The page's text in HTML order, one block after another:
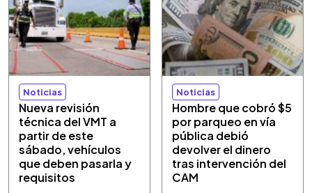
Noticias
Nueva revisión
técnica del VMT a
partir de este
sábado, vehículos
que deben pasarla y
requisitos
Noticias
Hombre que cobró $5
por parqueo en vía
pública debió
devolver el dinero
tras intervención del
CAM